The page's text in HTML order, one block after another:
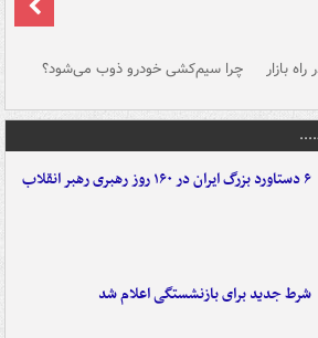
بازار چرا سیم‌کشی خودرو ذوب می‌شود؟
۶ دستاورد بزرگ ایران در ۱۶۰ روز رهبری رهبر انقلاب
شرط جدید برای بازنشستگی اعلام شد